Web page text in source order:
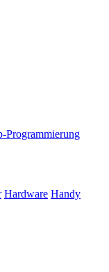
Hardware Handy